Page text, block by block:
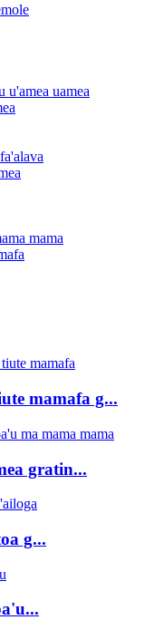
u'amea uamea
mama
mamafa g...
gratin...
g...